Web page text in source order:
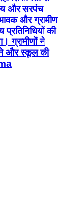
और सरपंच
और ग्रामीण
की
ग्रामीणों ने
और स्कूल की